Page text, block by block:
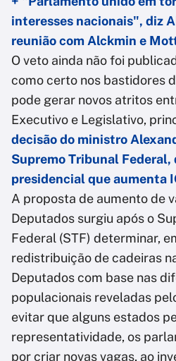
interesses nacionais", diz
reunião com Alckmin e
O veto ainda não foi
como certo nos bastidores
pode gerar novos atritos
Executivo e Legislativo,
decisão do ministro
Supremo Tribunal
presidencial que aumenta
A proposta de aumento de
Deputados surgiu após o
Federal (STF) determinar,
redistribuição de cadeiras
Deputados com base nas
populacionais reveladas
evitar que alguns estados
representatividade, os
por criar novas vagas, ao